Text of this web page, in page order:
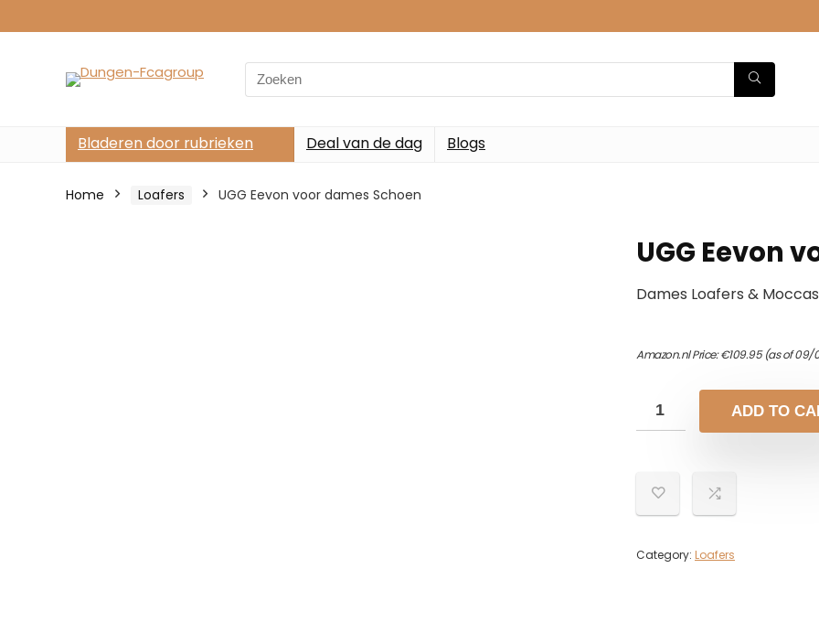
Search
for:
Bladeren door rubrieken Deal van de dag Blogs
Home Loafers UGG Eevon voor dames Schoen
UGG Eevon
Dames Loafers &
Amazon.nl Price:€109.95(as of 09/
ADD TO
Category: Loafers